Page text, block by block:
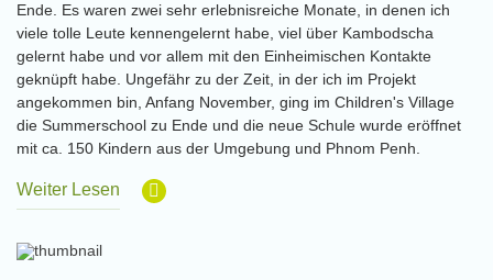
Ende. Es waren zwei sehr erlebnisreiche Monate, in denen ich
viele tolle Leute kennengelernt habe, viel über Kambodscha
gelernt habe und vor allem mit den Einheimischen Kontakte
geknüpft habe. Ungefähr zu der Zeit, in der ich im Projekt
angekommen bin, Anfang November, ging im Children's Village
die Summerschool zu Ende und die neue Schule wurde eröffnet
mit ca. 150 Kindern aus der Umgebung und Phnom Penh.
Weiter Lesen